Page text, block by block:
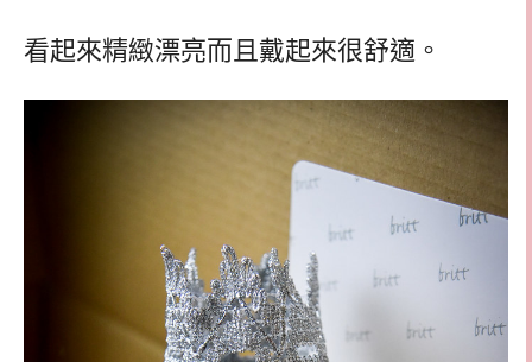
看起來精緻漂亮而且戴起來很舒適。